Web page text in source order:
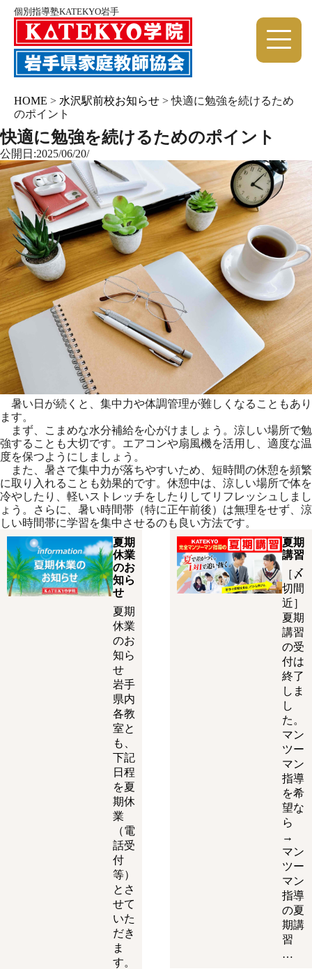
個別指導塾KATEKYO岩手
HOME > 水沢駅前校お知らせ >快適に勉強を続けるため
のポイント
快適に勉強を続けるためのポイント
公開日:2025/06/20/
暑い日が続くと、集中力や体調管理が難しくなることもあり
ます。
まず、こまめな水分補給を心がけましょう。涼しい場所で勉
強することも大切です。エアコンや扇風機を活用し、適度な温
度を保つようにしましょう。
また、暑さで集中力が落ちやすいため、短時間の休憩を頻繁
に取り入れることも効果的です。休憩中は、涼しい場所で体を
冷やしたり、軽いストレッチをしたりしてリフレッシュしまし
ょう。さらに、暑い時間帯（特に正午前後）は無理をせず、涼
しい時間帯に学習を集中させるのも良い方法です。
夏期
休業
のお
知ら
せ
夏期
休業
のお
知ら
せ
岩手
県内
各教
室と
も、
下記
日程
を夏
期休
業
（電
話受
付
等）
とさ
せて
いた
だき
ま
す。
夏期
講習
［〆
切間
近］
夏期
講習
の受
付は
終了
しま
し
た。
マン
ツー
マン
指導
を希
望な
ら
→
マン
ツー
マン
指導
の夏
期講
習
…